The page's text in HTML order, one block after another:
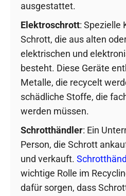
ausgestattet.
Elektroschrott: Spezielle
Schrott, die aus alten
elektrischen und
besteht. Diese Geräte
Metalle, die recycelt
schädliche Stoffe, die
werden müssen.
Schrotthändler: Ein
Person, die Schrott
und verkauft.
wichtige Rolle im
dafür sorgen, dass